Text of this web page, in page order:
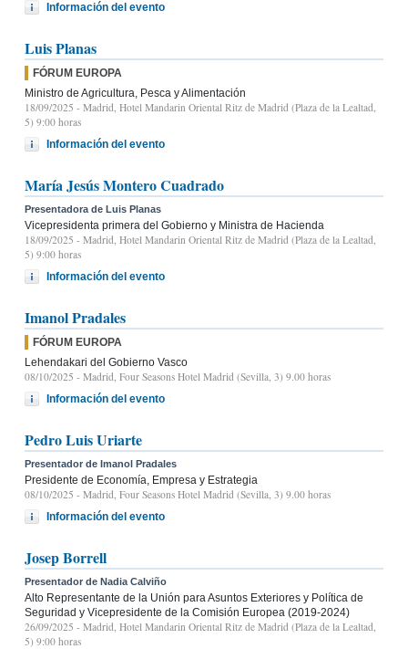
Información del evento
Luis Planas
FÓRUM EUROPA
Ministro de Agricultura, Pesca y Alimentación
18/09/2025 - Madrid, Hotel Mandarin Oriental Ritz de Madrid (Plaza de la Lealtad,
5) 9:00 horas
Información del evento
María Jesús Montero Cuadrado
Presentadora de Luis Planas
Vicepresidenta primera del Gobierno y Ministra de Hacienda
18/09/2025 - Madrid, Hotel Mandarin Oriental Ritz de Madrid (Plaza de la Lealtad,
5) 9:00 horas
Información del evento
Imanol Pradales
FÓRUM EUROPA
Lehendakari del Gobierno Vasco
08/10/2025 - Madrid, Four Seasons Hotel Madrid (Sevilla, 3) 9.00 horas
Información del evento
Pedro Luis Uriarte
Presentador de Imanol Pradales
Presidente de Economía, Empresa y Estrategia
08/10/2025 - Madrid, Four Seasons Hotel Madrid (Sevilla, 3) 9.00 horas
Información del evento
Josep Borrell
Presentador de Nadia Calviño
Alto Representante de la Unión para Asuntos Exteriores y Política de
Seguridad y Vicepresidente de la Comisión Europea (2019-2024)
26/09/2025 - Madrid, Hotel Mandarin Oriental Ritz de Madrid (Plaza de la Lealtad,
5) 9:00 horas